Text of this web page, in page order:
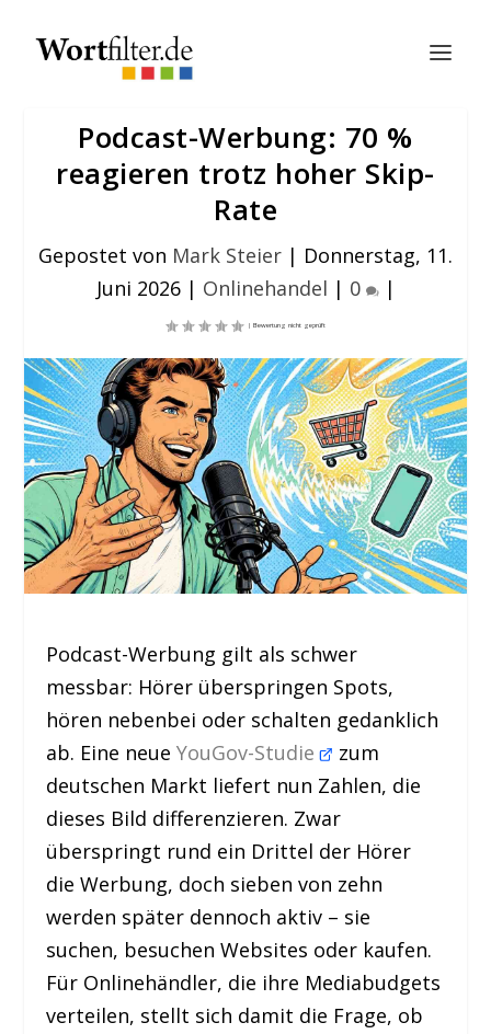
Podcast-Werbung: 70 %
reagieren trotz hoher Skip-
Rate
Gepostet von Mark Steier | Donnerstag, 11.
Juni 2026| Onlinehandel | 0 |
Podcast-Werbung gilt als schwer
messbar: Hörer überspringen Spots,
hören nebenbei oder schalten gedanklich
ab. Eine neueYouGov-Studie
zum
deutschen Markt liefert nun Zahlen, die
dieses Bild differenzieren. Zwar
überspringt rund ein Drittel der Hörer
die Werbung, doch sieben von zehn
werden später dennoch aktiv – sie
suchen, besuchen Websites oder kaufen.
Für Onlinehändler, die ihre Mediabudgets
verteilen, stellt sich damit die Frage, ob